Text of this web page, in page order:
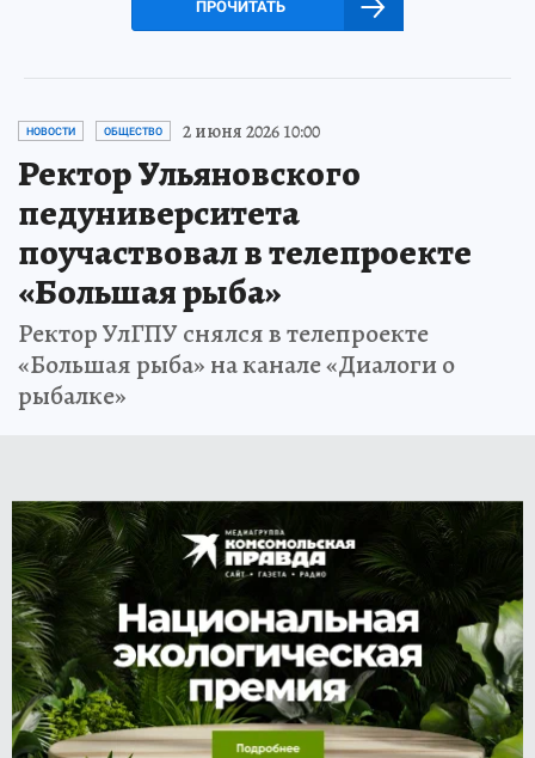
ПРОЧИТАТЬ
НОВОСТИ ОБЩЕСТВО 2 июня 2026 10:00
Ректор Ульяновского
педуниверситета
поучаствовал в телепроекте
«Большая рыба»
Ректор УлГПУ снялся в телепроекте
«Большая рыба» на канале «Диалоги о
рыбалке»